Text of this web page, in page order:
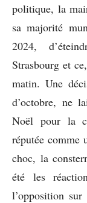
politique, la
sa majorité
2024,
Strasbourg et
matin. Une
d’octobre, ne
Noël pour la
réputée comme
choc, la
été les
l’opposition